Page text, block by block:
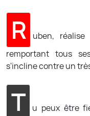
R
uben,
remportant tous
s'incline contre un
T u peux être